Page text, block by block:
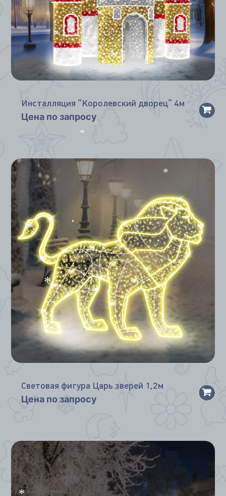
Инсталляция “Королевский дворец” 4м
Цена по запросу
Световая фигура Царь зверей 1,2м
Цена по запросу
*
*
*
*
*